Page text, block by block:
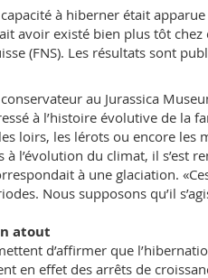
à hiberner était
avoir existé bien plus tôt
(FNS). Les résultats sont
au Jurassica
à l’histoire évolutive de la
loirs, les lérots ou encore les
l’évolution du climat, il s’est
à une glaciation.
Nous supposons qu’il
atout
d’affirmer que
en effet des arrêts de